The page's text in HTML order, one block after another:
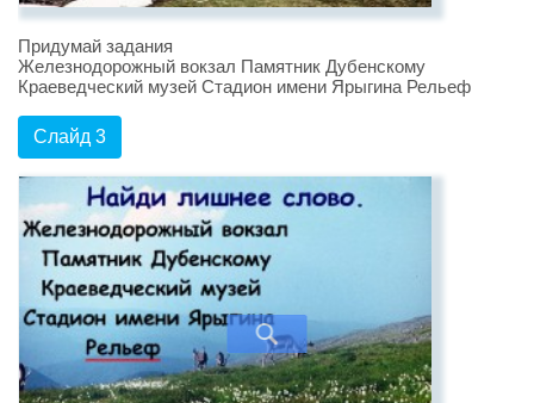
Придумай задания
Железнодорожный вокзал Памятник Дубенскому
Краеведческий музей Стадион имени Ярыгина Рельеф
Слайд 3